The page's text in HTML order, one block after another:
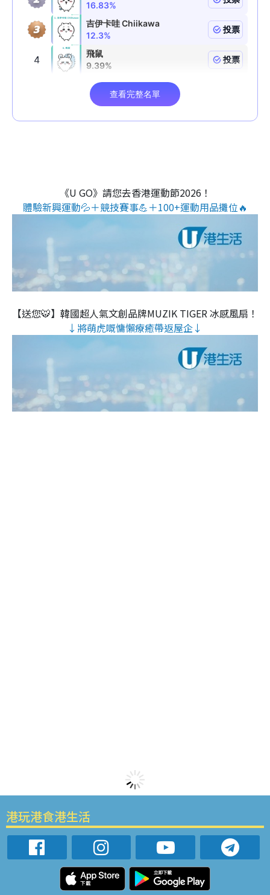
《U GO》請您去香港運動節2026！
體驗新興運動💦＋競技賽事💪＋100+運動用品攤位🔥
【送您🐯】韓國超人氣文創品牌MUZIK TIGER 冰感風扇！
↓將萌虎嘅慵懶療癒帶返屋企↓
港玩港食港生活